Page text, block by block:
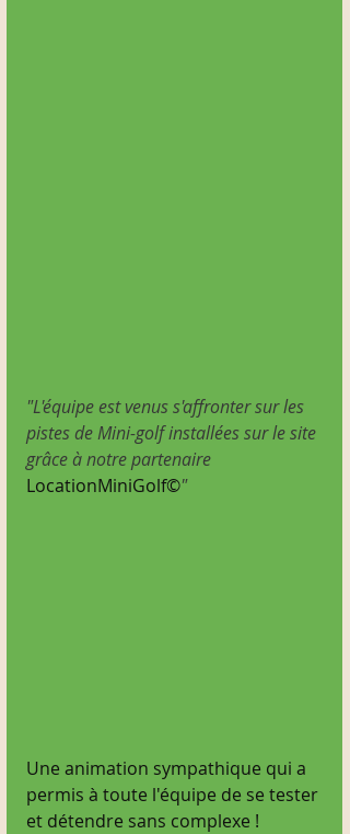
"L'équipe est venus s'affronter sur les
pistes de Mini-golf installées sur le site
grâce à notre partenaire
LocationMiniGolf©"
Une animation sympathique qui a
permis à toute l'équipe de se tester
et détendre sans complexe !